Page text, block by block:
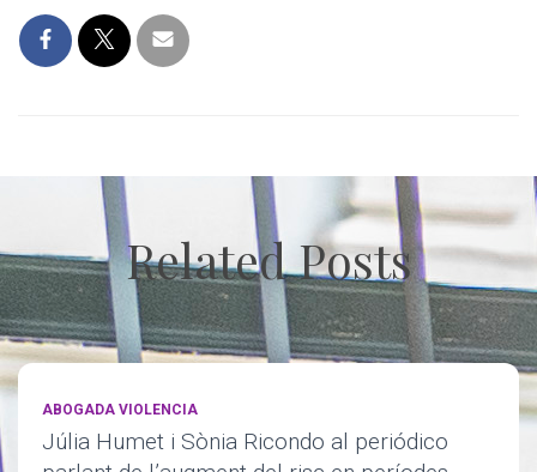
Related Posts
ABOGADA VIOLENCIA
Júlia Humet i Sònia Ricondo al periódico